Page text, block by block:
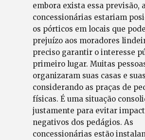
embora exista essa previsão,
concessionárias estariam
os pórticos em locais que
prejuízo aos moradores
preciso garantir o interesse
primeiro lugar. Muitas
organizaram suas casas e
considerando as praças de
físicas. É uma situação
justamente para evitar
negativos dos pedágios. As
concessionárias estão